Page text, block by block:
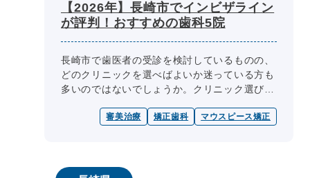
【2026年】長崎市でインビザライン
が評判！おすすめの歯科5院
長崎市で歯医者の受診を検討しているものの、
どのクリニックを選べばよいか迷っている方も
多いのではないでしょうか。クリニック選びの
療時間、院内設備、費用、アクセス...
審美治療 矯正歯科 マウスピース矯正